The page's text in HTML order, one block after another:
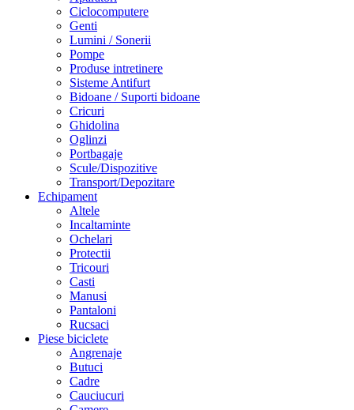
Ciclocomputere
Genti
Lumini / Sonerii
Pompe
Produse intretinere
Sisteme Antifurt
Bidoane / Suporti bidoane
Cricuri
Ghidolina
Oglinzi
Portbagaje
Scule/Dispozitive
Transport/Depozitare
Echipament
Altele
Incaltaminte
Ochelari
Protectii
Tricouri
Casti
Manusi
Pantaloni
Rucsaci
Piese biciclete
Angrenaje
Butuci
Cadre
Cauciucuri